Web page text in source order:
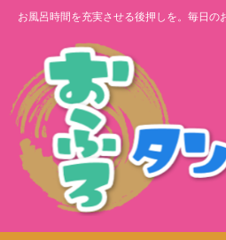
お風呂時間を充実させる後押しを。毎日